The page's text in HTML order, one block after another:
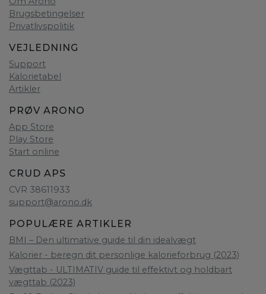
Brugsbetingelser
Privatlivspolitik
VEJLEDNING
Support
Kalorietabel
Artikler
PRØV ARONO
App Store
Play Store
Start online
CRUD APS
CVR 38611933
support@arono.dk
POPULÆRE ARTIKLER
BMI – Den ultimative guide til din idealvægt
Kalorier - beregn dit personlige kalorieforbrug (2023)
Vægttab - ULTIMATIV guide til effektivt og holdbart
vægttab (2023)